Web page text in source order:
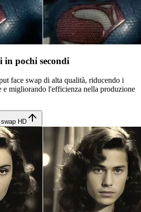
pochi secondi
face swap di alta qualità, riducendo i
e migliorando l'efficienza nella produzione
HD